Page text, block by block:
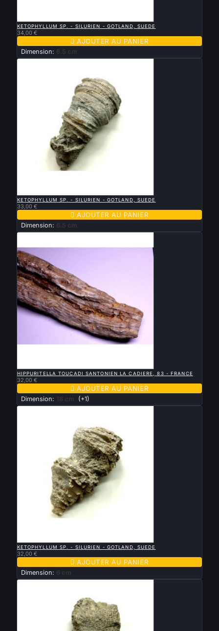
KETOPHYLLUM SP. - SILURIEN - GOTLAND, SUEDE
34,00 €
 AJOUTER AU PANIER
Dimension: 6.5 cm
KETOPHYLLUM SP. - SILURIEN - GOTLAND, SUEDE
33,00 €
 AJOUTER AU PANIER
Dimension: 6.5 cm
HIPPURITELLA TOUCADI SANTONIEN LA CADIERE, 83 - FRANCE
32,00 €
 AJOUTER AU PANIER
Dimension: 18 cm (+1)
KETOPHYLLUM SP. - SILURIEN - GOTLAND, SUEDE
32,00 €
 AJOUTER AU PANIER
Dimension: 6 cm